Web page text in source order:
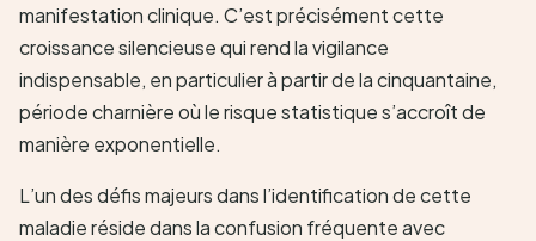
manifestation clinique. C’est précisément cette
croissance silencieuse qui rend la vigilance
indispensable, en particulier à partir de la cinquantaine,
période charnière où le risque statistique s’accroît de
manière exponentielle.
L’un des défis majeurs dans l’identification de cette
maladie réside dans la confusion fréquente avec